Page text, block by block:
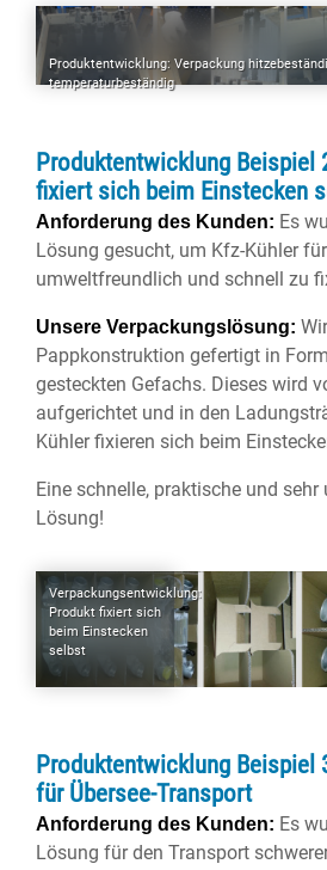
Produktentwicklung: Verpackung
temperaturbeständig
Produktentwicklung Beispiel
fixiert sich beim Einstecken
Anforderung des Kunden: Es
Lösung gesucht, um Kfz-Kühler
umweltfreundlich und schnell zu
Unsere Verpackungslösung:
Pappkonstruktion gefertigt in
gesteckten Gefachs. Dieses wird
aufgerichtet und in den
Kühler fixieren sich beim
Eine schnelle, praktische und
Lösung!
Verpackungsentwicklung:
Produkt fixiert sich
beim Einstecken
selbst
Produktentwicklung Beispiel
für Übersee-Transport
Anforderung des Kunden: Es
Lösung für den Transport